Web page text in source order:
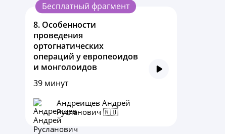
Бесплатный фрагмент
8. Особенности
проведения
ортогнатических
операций у европеоидов
и монголоидов
39 минут
Андреищев Андрей
Русланович 🇷🇺